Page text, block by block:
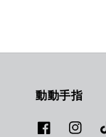
動動手指